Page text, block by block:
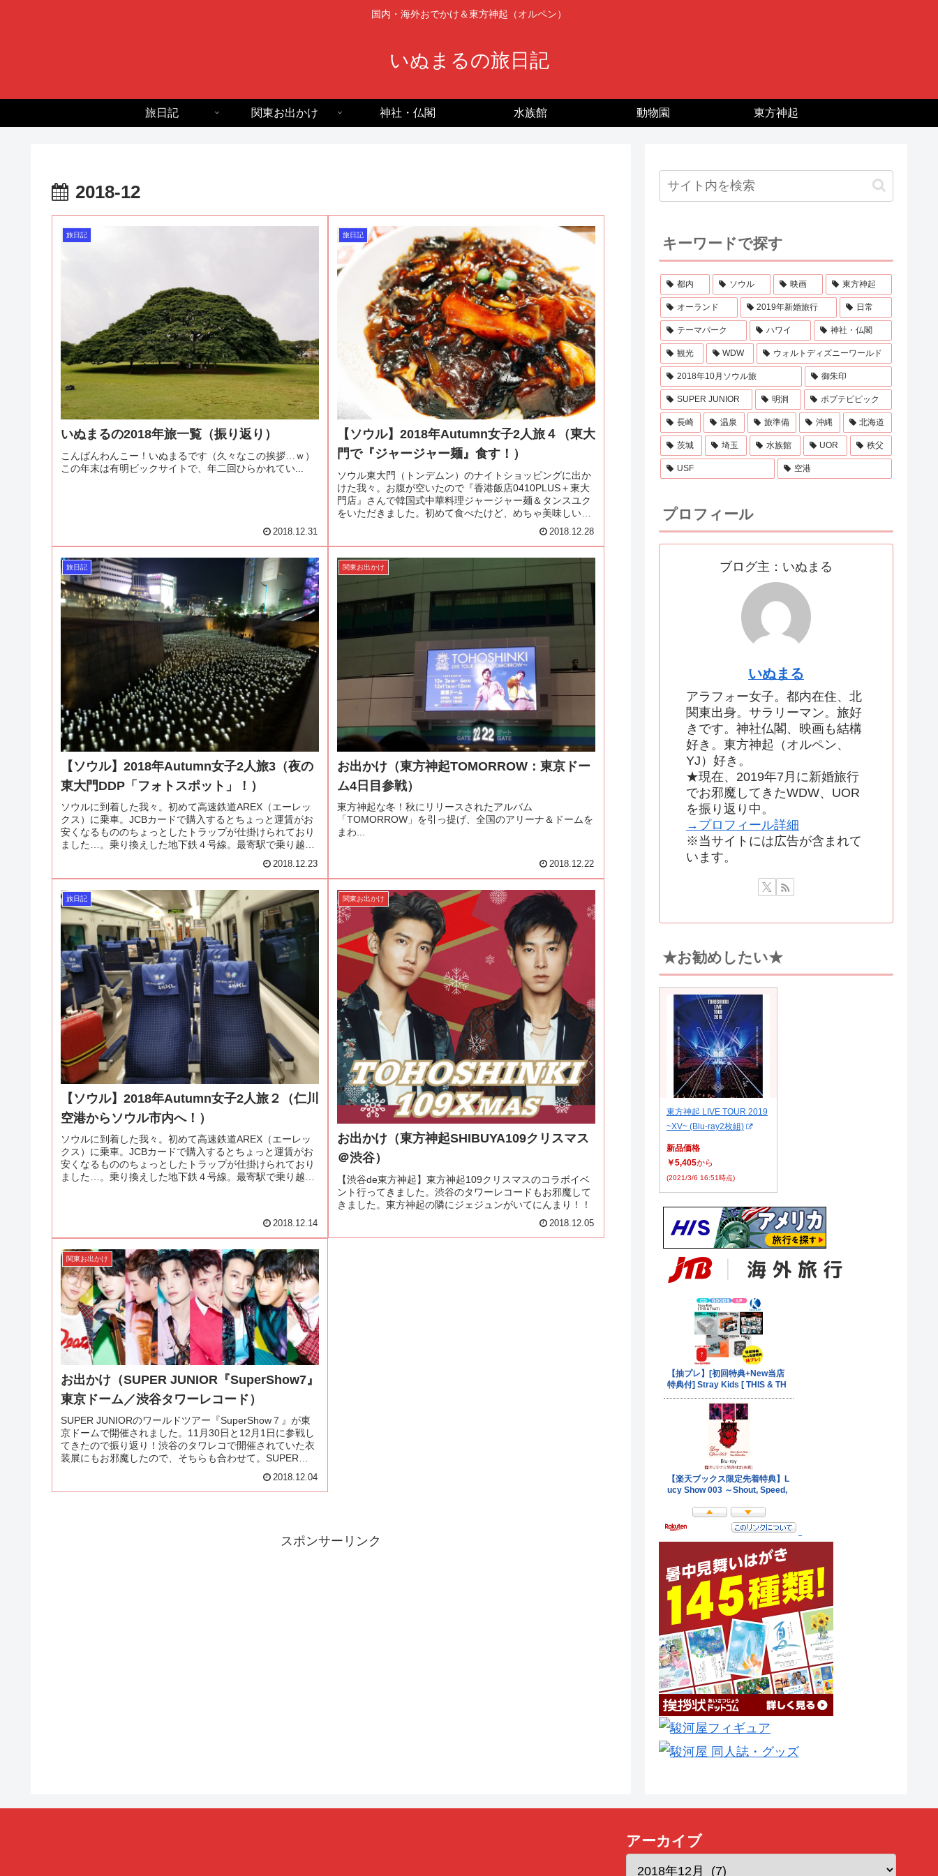
国内・海外おでかけ＆東方神起（オルペン）
いぬまるの旅日記
旅日記 関東お出かけ 神社・仏閣 水族館 動物園 東方神起
2018-12
旅日記
いぬまるの2018年旅一覧（振り返り）
こんばんわんこー！いぬまるです（久々なこの挨拶…ｗ）
この年末は有明ビックサイトで、年二回ひらかれてい...
2018.12.31
旅日記
【ソウル】2018年Autumn女子2人旅４（東大
門で『ジャージャー麺』食す！）
ソウル東大門（トンデムン）のナイトショッピングに出か
けた我々。お腹が空いたので『香港飯店0410PLUS＋東大
門店』さんで韓国式中華料理ジャージャー麺＆タンスユク
をいただきました。初めて食べたけど、めちゃ美味しい。
2018.12.28
旅日記
【ソウル】2018年Autumn女子2人旅3（夜の
東大門DDP「フォトスポット」！）
ソウルに到着した我々。初めて高速鉄道AREX（エーレッ
クス）に乗車。JCBカードで購入するとちょっと運賃がお
安くなるもののちょっとしたトラップが仕掛けられており
ました…。乗り換えした地下鉄４号線。最寄駅で乗り越し
2018.12.23
関東お出かけ
お出かけ（東方神起TOMORROW：東京ドー
ム4日目参戦）
東方神起な冬！秋にリリースされたアルバム
「TOMORROW」を引っ提げ、全国のアリーナ＆ドームを
まわ...
2018.12.22
旅日記
【ソウル】2018年Autumn女子2人旅２（仁川
空港からソウル市内へ！）
ソウルに到着した我々。初めて高速鉄道AREX（エーレッ
クス）に乗車。JCBカードで購入するとちょっと運賃がお
安くなるもののちょっとしたトラップが仕掛けられており
ました…。乗り換えした地下鉄４号線。最寄駅で乗り越し
2018.12.14
関東お出かけ
お出かけ（東方神起SHIBUYA109クリスマス
＠渋谷）
【渋谷de東方神起】東方神起109クリスマスのコラボイベ
ント行ってきました。渋谷のタワーレコードもお邪魔して
きました。東方神起の隣にジェジュンがいてにんまり！！
2018.12.05
関東お出かけ
お出かけ（SUPER JUNIOR『SuperShow7』
東京ドーム／渋谷タワーレコード）
SUPER JUNIORのワールドツアー『SuperShow７』が東
京ドームで開催されました。11月30日と12月1日に参戦し
てきたので振り返り！渋谷のタワレコで開催されていた衣
装展にもお邪魔したので、そちらも合わせて。SUPER
JUNIORのライブ、エンタメ性めちゃ髙い！音楽もだけ
2018.12.04
スポンサーリンク
キーワードで探す
都内 ソウル 映画 東方神起
オーランド 2019年新婚旅行 日常
テーマパーク ハワイ 神社・仏閣
観光 WDW ウォルトディズニーワールド
2018年10月ソウル旅 御朱印
SUPER JUNIOR 明洞 ポプテピピック
長崎 温泉 旅準備 沖縄 北海道
茨城 埼玉 水族館 UOR 秩父
USF 空港
プロフィール
ブログ主：いぬまる
いぬまる
アラフォー女子。都内在住、北
関東出身。サラリーマン。旅好
きです。神社仏閣、映画も結構
好き。東方神起（オルペン、
YJ）好き。
★現在、2019年7月に新婚旅行
でお邪魔してきたWDW、UOR
を振り返り中。
→プロフィール詳細
※当サイトには広告が含まれて
います。
★お勧めしたい★
東方神起 LIVE TOUR 2019
~XV~ (Blu-ray2枚組)
新品価格
￥5,405から
(2021/3/6 16:51時点)
アーカイブ